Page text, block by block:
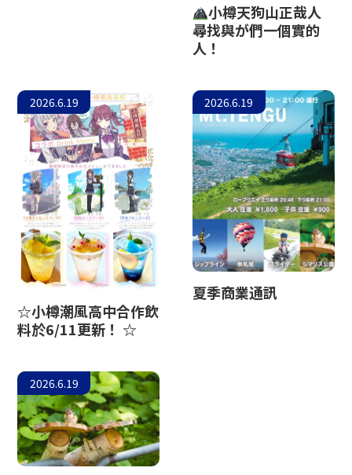
小樽天狗山正哉人
尋找與が們一個實的
人！
2026.6.19
☆小樽潮風高中合作飲
料於6/11更新！ ☆
2026.6.19
夏季商業通訊
2026.6.19